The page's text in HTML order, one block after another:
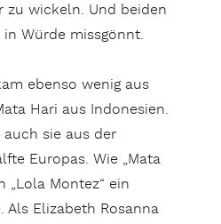
zu wickeln. Und beiden
Würde missgönnt.
ebenso wenig aus
Hari aus Indonesien.
sie aus der
Europas. Wie „Mata
„Lola Montez“ ein
Als Elizabeth Rosanna